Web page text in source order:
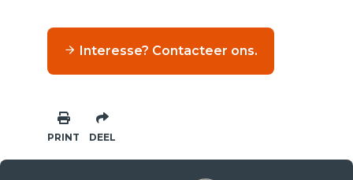
Interesse? Contacteer ons.
PRINT DEEL